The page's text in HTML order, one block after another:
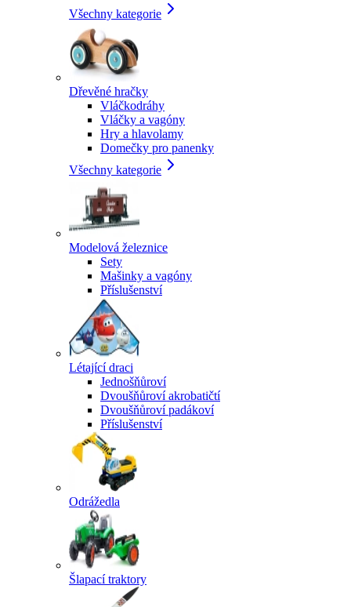
Všechny kategorie
Dřevěné hračky
Vláčkodráhy
Vláčky a vagóny
Hry a hlavolamy
Domečky pro panenky
Všechny kategorie
Modelová železnice
Sety
Mašinky a vagóny
Příslušenství
Létající draci
Jednošňůroví
Dvoušňůroví akrobatičtí
Dvoušňůroví padákoví
Příslušenství
Odrážedla
Šlapací traktory